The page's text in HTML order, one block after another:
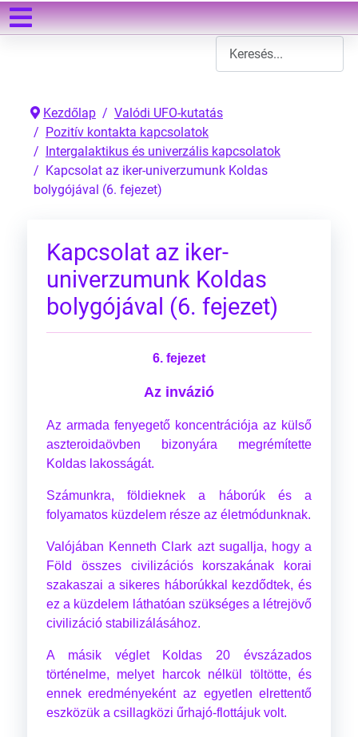
Kezdőlap
Valódi UFO-kutatás
Pozitív kontakta kapcsolatok
Intergalaktikus és univerzális kapcsolatok
Kapcsolat az iker-univerzumunk Koldas
bolygójával (6. fejezet)
Kapcsolat az iker-
univerzumunk Koldas
bolygójával (6. fejezet)
6. fejezet
Az invázió
Az armada fenyegető koncentrációja az külső
aszteroidaövben bizonyára megrémítette
Koldas lakosságát.
Számunkra, földieknek a háborúk és a
folyamatos küzdelem része az életmódunknak.
Valójában Kenneth Clark azt sugallja, hogy a
Föld összes civilizációs korszakának korai
szakaszai a sikeres háborúkkal kezdődtek, és
ez a küzdelem láthatóan szükséges a létrejövő
civilizáció stabilizálásához.
A másik véglet Koldas 20 évszázados
történelme, melyet harcok nélkül töltötte, és
ennek eredményeként az egyetlen elrettentő
eszközük a csillagközi űrhajó-flottájuk volt.